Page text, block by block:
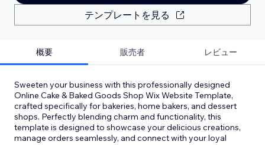
テンプレートを見る
概要 販売者 レビュー
Sweeten your business with this professionally designed
Online Cake & Baked Goods Shop Wix Website Template,
crafted specifically for bakeries, home bakers, and dessert
shops. Perfectly blending charm and functionality, this
template is designed to showcase your delicious creations,
manage orders seamlessly, and connect with your loyal